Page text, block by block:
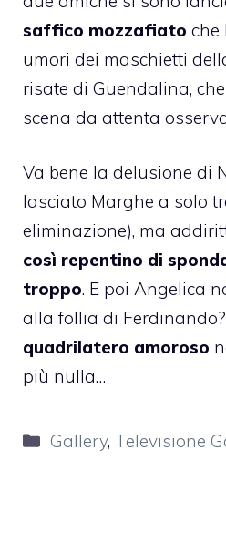
saffico mozzafiato che
umori dei maschietti
risate di Guendalina,
scena da attenta
Va bene la delusione di
lasciato Marghe a solo
eliminazione), ma
così repentino di
troppo. E poi Angelica
alla follia di
quadrilatero amoroso
più nulla…
Categorie
Gallery, Televisione